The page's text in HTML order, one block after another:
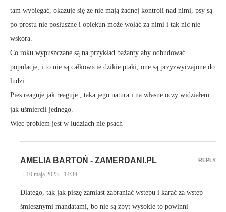
tam wybiegać, okazuje się ze nie mają żadnej kontroli nad nimi, psy są
po prostu nie posłuszne i opiekun może wołać za nimi i tak nic nie
wskóra.
Co roku wypuszczane są na przykład bażanty aby odbudować
populacje, i to nie są całkowicie dzikie ptaki, one są przyzwyczajone do
ludzi .
Pies reaguje jak reaguje , taka jego natura i na własne oczy widziałem
jak uśmiercił jednego.
Więc problem jest w ludziach nie psach
AMELIA BARTOŃ - ZAMERDANI.PL
10 maja 2023 - 14:34
Dlatego, tak jak piszę zamiast zabraniać wstępu i karać za wstęp
śmiesznymi mandatami, bo nie są zbyt wysokie to powinni
REPLY